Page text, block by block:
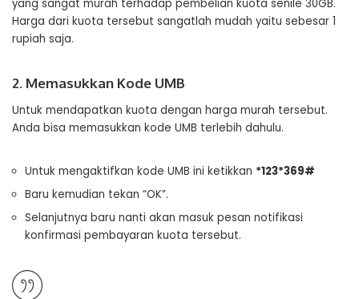
yang sangat murah terhadap pembelian kuota senile 30GB.
Harga dari kuota tersebut sangatlah mudah yaitu sebesar 1
rupiah saja.
2. Memasukkan Kode UMB
Untuk mendapatkan kuota dengan harga murah tersebut.
Anda bisa memasukkan kode UMB terlebih dahulu.
Untuk mengaktifkan kode UMB ini ketikkan *123*369#
Baru kemudian tekan “OK”.
Selanjutnya baru nanti akan masuk pesan notifikasi
konfirmasi pembayaran kuota tersebut.